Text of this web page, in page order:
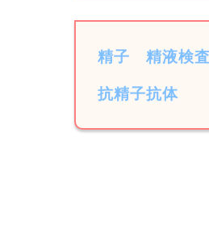
精子 精液検査
抗精子抗体